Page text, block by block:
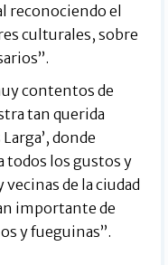
reconociendo el
culturales, sobre
contentos de
tan querida
donde
todos los gustos y
vecinas de la ciudad
importante de
y fueguinas”.